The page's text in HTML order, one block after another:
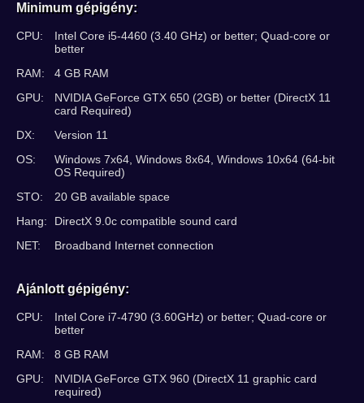
Minimum gépigény:
CPU:
Intel Core i5-4460 (3.40 GHz) or better; Quad-core or
better
RAM:
4 GB RAM
GPU:
NVIDIA GeForce GTX 650 (2GB) or better (DirectX 11
card Required)
DX:
Version 11
OS:
Windows 7x64, Windows 8x64, Windows 10x64 (64-bit
OS Required)
STO:
20 GB available space
Hang:
DirectX 9.0c compatible sound card
NET:
Broadband Internet connection
Ajánlott gépigény:
CPU:
Intel Core i7-4790 (3.60GHz) or better; Quad-core or
better
RAM:
8 GB RAM
GPU:
NVIDIA GeForce GTX 960 (DirectX 11 graphic card
required)